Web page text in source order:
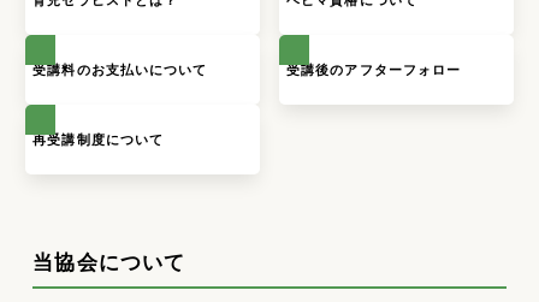
受講料のお支払いについて 受講後のアフターフォロー
再受講制度について
当協会について